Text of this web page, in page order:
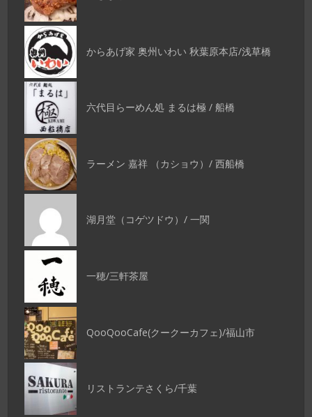
からあげ家 奥州いわい 秋葉原本店/浅草橋
六代目らーめん処 まるは極 / 船橋
ラーメン 嘉祥 （カショウ）/ 西船橋
湖月堂（コゲツドウ）/ 一関
一穂/三軒茶屋
QooQooCafe(クークーカフェ)/福山市
リストランテさくら/千葉